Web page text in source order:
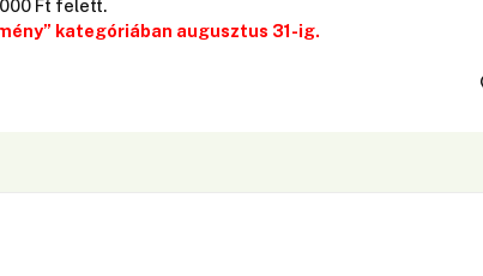
Ft felett.
kategóriában augusztus 31-ig.